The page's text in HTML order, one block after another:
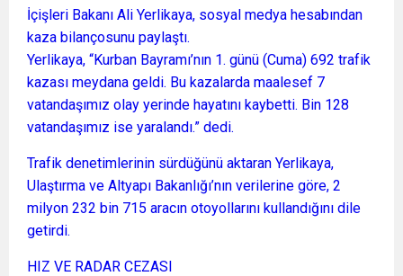
İçişleri Bakanı Ali Yerlikaya, sosyal medya hesabından
kaza bilançosunu paylaştı.
Yerlikaya, “Kurban Bayramı’nın 1. günü (Cuma) 692 trafik
kazası meydana geldi. Bu kazalarda maalesef 7
vatandaşımız olay yerinde hayatını kaybetti. Bin 128
vatandaşımız ise yaralandı.” dedi.
Trafik denetimlerinin sürdüğünü aktaran Yerlikaya,
Ulaştırma ve Altyapı Bakanlığı’nın verilerine göre, 2
milyon 232 bin 715 aracın otoyollarını kullandığını dile
getirdi.
HIZ VE RADAR CEZASI